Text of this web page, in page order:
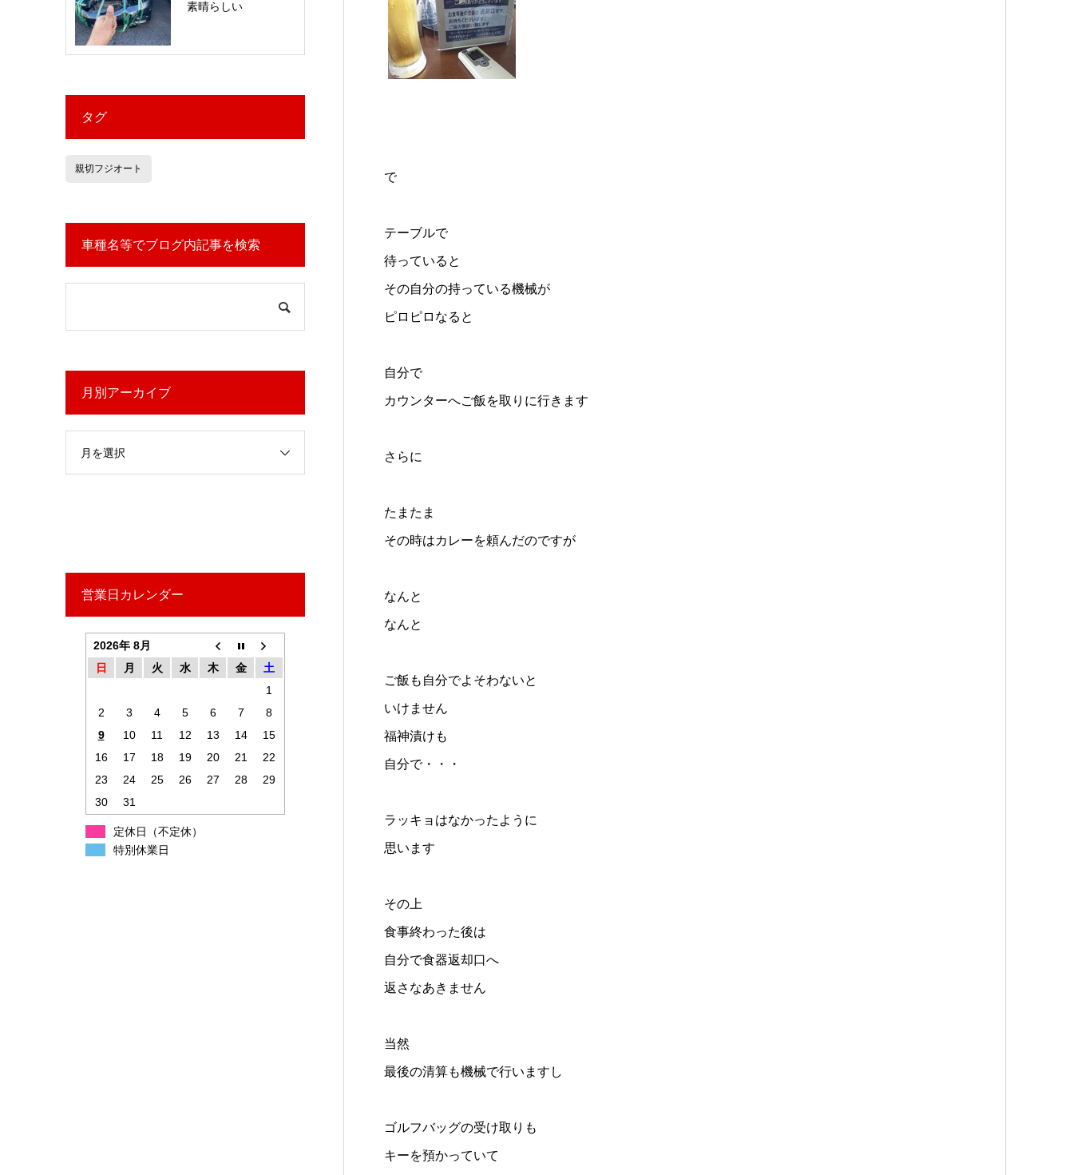
で
テーブルで
待っていると
その自分の持っている機械が
ピロピロなると
自分で
カウンターへご飯を取りに行きます
さらに
たまたま
その時はカレーを頼んだのですが
なんと
なんと
ご飯も自分でよそわないと
いけません
福神漬けも
自分で・・・
ラッキョはなかったように
思います
その上
食事終わった後は
自分で食器返却口へ
返さなあきません
当然
最後の清算も機械で行いますし
ゴルフバッグの受け取りも
キーを預かっていて
素晴らしい
タグ
親切フジオート
車種名等でブログ内記事を検索
月別アーカイブ
月を選択
営業日カレンダー
2026年 8月
日
月 火 水 木 金
土
1
2
3 4 5 6 7
8
9
10 11 12 13 14
15
16
17 18 19 20 21
22
23
24 25 26 27 28
29
30
31
定休日（不定休）
特別休業日